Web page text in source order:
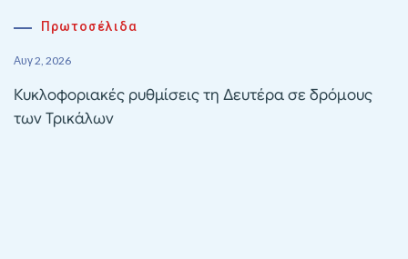
Πρωτοσέλιδα
Αυγ 2, 2026
Κυκλοφοριακές ρυθμίσεις τη Δευτέρα σε δρόμους
των Τρικάλων